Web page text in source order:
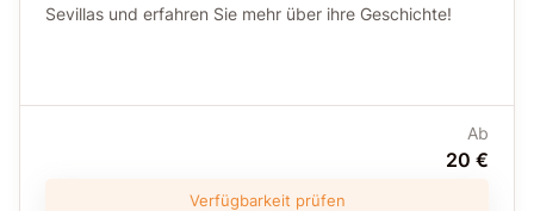
Sevillas und erfahren Sie mehr über ihre Geschichte!
Ab
20 €
Verfügbarkeit prüfen